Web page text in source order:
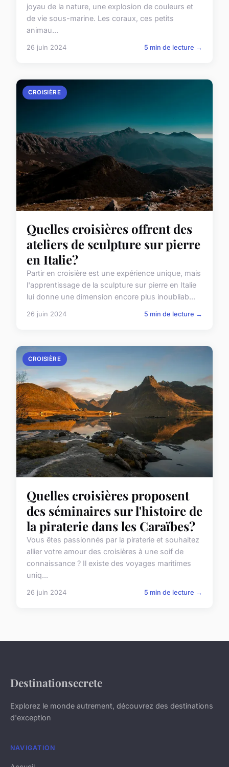
joyau de la nature, une explosion de couleurs et
de vie sous-marine. Les coraux, ces petits
animau...
26 juin 2024 5 min de lecture →
CROISIÈRE
Quelles croisières offrent des
ateliers de sculpture sur pierre
en Italie?
Partir en croisière est une expérience unique, mais
l'apprentissage de la sculpture sur pierre en Italie
lui donne une dimension encore plus inoubliab...
26 juin 2024 5 min de lecture →
CROISIÈRE
Quelles croisières proposent
des séminaires sur l'histoire de
la piraterie dans les Caraïbes?
Vous êtes passionnés par la piraterie et souhaitez
allier votre amour des croisières à une soif de
connaissance ? Il existe des voyages maritimes
uniq...
26 juin 2024 5 min de lecture →
Destinationsecrete
Explorez le monde autrement, découvrez des destinations
d'exception
NAVIGATION